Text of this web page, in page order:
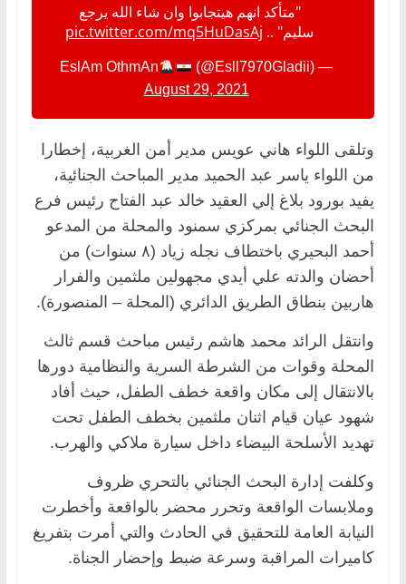
"متأكد انهم هيتجابوا وان شاء الله يرجع
سليم" .. pic.twitter.com/mq5HuDasAj
— EslAm OthmAn
(@Esll7970Gladii)
August 29, 2021
وتلقى اللواء هاني عويس مدير أمن الغربية، إخطارا
من اللواء ياسر عبد الحميد مدير المباحث الجنائية،
يفيد بورود بلاغ إلي العقيد خالد عبد الفتاح رئيس فرع
البحث الجنائي بمركزي سمنود والمحلة من المدعو
أحمد البحيري باختطاف نجله زياد (٨ سنوات) من
أحضان والدته علي أيدي مجهولين ملثمين والفرار
هاربين بنطاق الطريق الدائري (المحلة – المنصورة).
وانتقل الرائد محمد هاشم رئيس مباحث قسم ثالث
المحلة وقوات من الشرطة السرية والنظامية دورها
بالانتقال إلى مكان واقعة خطف الطفل، حيث أفاد
شهود عيان قيام اثنان ملثمين بخطف الطفل تحت
تهديد الأسلحة البيضاء داخل سيارة ملاكي والهرب.
وكلفت إدارة البحث الجنائي بالتحري ظروف
وملابسات الواقعة وتحرر محضر بالواقعة وأخطرت
النيابة العامة للتحقيق في الحادث والتي أمرت بتفريغ
كاميرات المراقبة وسرعة ضبط وإحضار الجناة.